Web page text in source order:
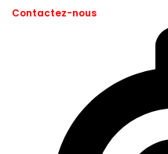
Contactez-nous